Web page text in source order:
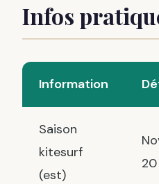
Infos
Information
Saison
kitesurf
(est)